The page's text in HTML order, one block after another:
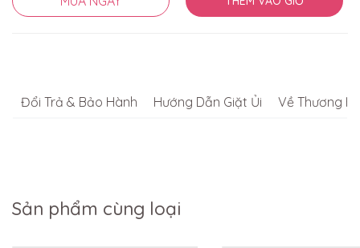
Đổi Trả & Bảo Hành Hướng Dẫn Giặt Ủi Về Thương
Sản phẩm cùng loại